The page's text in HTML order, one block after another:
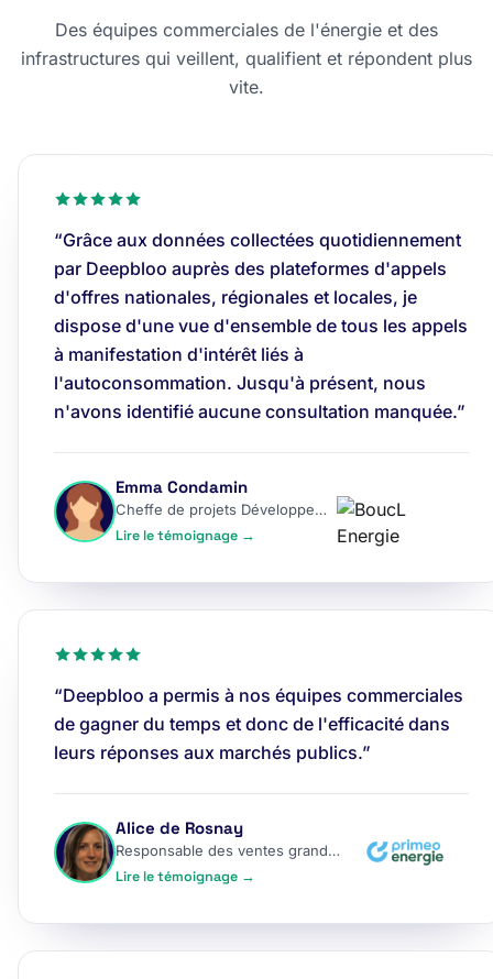
Des équipes commerciales de l'énergie et des
infrastructures qui veillent, qualifient et répondent plus
vite.
“Grâce aux données collectées quotidiennement
par Deepbloo auprès des plateformes d'appels
d'offres nationales, régionales et locales, je
dispose d'une vue d'ensemble de tous les appels
à manifestation d'intérêt liés à
l'autoconsommation. Jusqu'à présent, nous
n'avons identifié aucune consultation manquée.”
Emma Condamin
Cheffe de projets Développement
Lire le témoignage →
“Deepbloo a permis à nos équipes commerciales
de gagner du temps et donc de l'efficacité dans
leurs réponses aux marchés publics.”
Alice de Rosnay
Responsable des ventes grands comptes
Lire le témoignage →